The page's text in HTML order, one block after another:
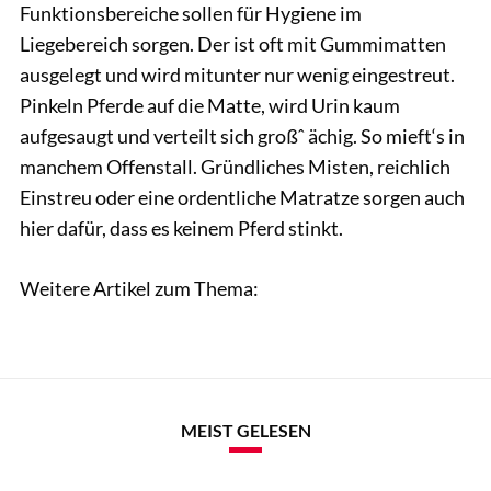
Funktionsbereiche sollen für Hygiene im
Liegebereich sorgen. Der ist oft mit Gummimatten
ausgelegt und wird mitunter nur wenig eingestreut.
Pinkeln Pferde auf die Matte, wird Urin kaum
aufgesaugt und verteilt sich großˆ ächig. So mieft‘s in
manchem Offenstall. Gründliches Misten, reichlich
Einstreu oder eine ordentliche Matratze sorgen auch
hier dafür, dass es keinem Pferd stinkt.
Weitere Artikel zum Thema:
MEIST GELESEN